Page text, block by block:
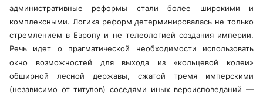
административные реформы стали более широкими и
комплексными. Логика реформ детерминировалась не только
стремлением в Европу и не телеологией создания империи.
Речь идет о прагматической необходимости использовать
окно возможностей для выхода из «кольцевой колеи»
обширной лесной державы, сжатой тремя имперскими
(независимо от титулов) соседями иных вероисповеданий —